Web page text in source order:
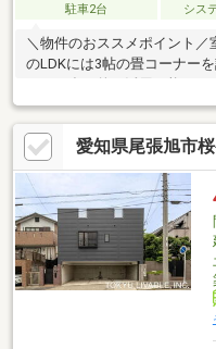
駐車2台
シス
＼物件のおススメポイント
のLDKには3帖の畳コーナー
豊富で、住空間をすっきり
戸もあります。名鉄瀬戸線
は落ち着いた住宅街が広がる
車もほとんど通らないため
地。＼周辺施設／白鳳小学
小幡緑地 徒歩4分＼定休日
軽にお問い合わせください！
愛知県尾張旭市